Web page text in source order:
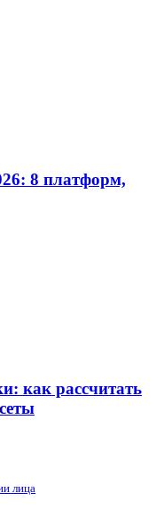
8 платформ,
как рассчитать
лица